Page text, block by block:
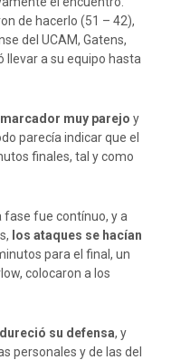
de hacerlo (51 – 42),
del UCAM, Gatens,
llevar a su equipo hasta
marcador muy parejo y
parecía indicar que el
finales, tal y como
fase fue contínuo, y a
los ataques se hacían
para el final, un
colocaron a los
su defensa, y
personales y de las del